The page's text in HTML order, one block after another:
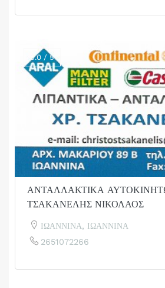
0.0 / 5
ΑΝΤΑΛΛΑΚΤΙΚΑ
ΤΣΑΚΑΝΕΛΗΣ ΝΙΚΟΛΑΟΣ
ΙΩΑΝΝΙΝΑ, ΙΩΑΝΝΙΝΑ
2651072266